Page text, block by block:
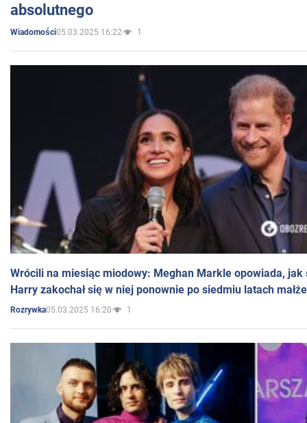
absolutnego
Wiadomości05.03.2025 16:22 1
Wrócili na miesiąc miodowy: Meghan Markle opowiada, jak
Harry zakochał się w niej ponownie po siedmiu latach
Rozrywka05.03.2025 16:20 1